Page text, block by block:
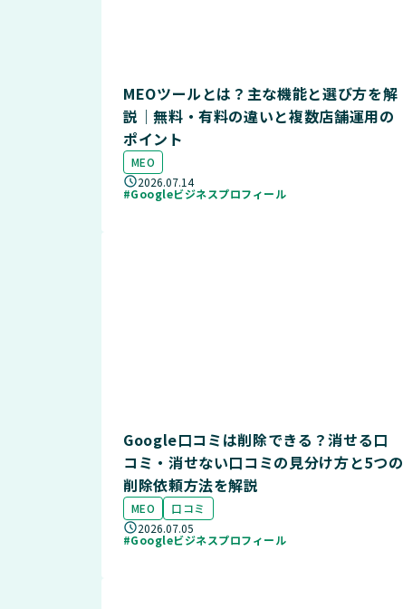
MEOツールとは？主な機能と選び方を解
説｜無料・有料の違いと複数店舗運用の
ポイント
MEO
2026.07.14
#Googleビジネスプロフィール
Google口コミは削除できる？消せる口
コミ・消せない口コミの見分け方と5つの
削除依頼方法を解説
MEO
口コミ
2026.07.05
#Googleビジネスプロフィール